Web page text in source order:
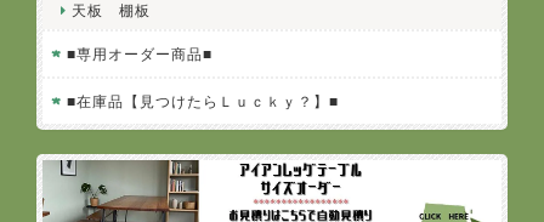
天板 棚板
■専用オーダー商品■
■在庫品【見つけたらＬｕｃｋｙ？】■